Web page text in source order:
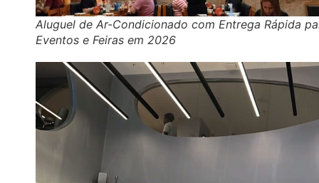
Aluguel de Ar-Condicionado com Entrega Rápida
Eventos e Feiras em 2026